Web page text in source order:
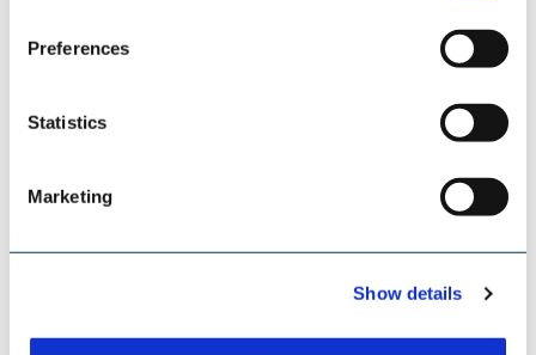
Preferences
Statistics
Marketing
Show details